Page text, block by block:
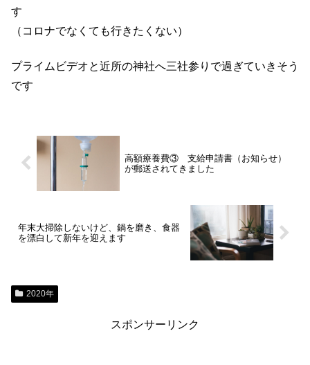
す
（コロナでなくても行きたくない）
プライムビデオと近所の神社へ三社参りで過ぎていきそう
です
高額療養費③ 支給申請書（お知らせ）
が郵送されてきました
年末大掃除しないけど、鍋を磨き、食器
を漂白して新年を迎えます
2020年
スポンサーリンク